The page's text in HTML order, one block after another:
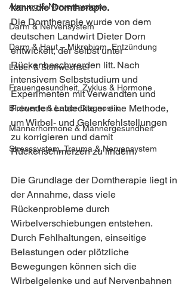
Atmung & Nervensystem
Darm & Nervensystem
Darm & Haut – Mikrobiom, Entzündung
Leber & Stoffwechsel
Frauengesundheit, Zyklus & Hormone
Blutwerte & Labor-Diagnostik
Männerhormone & Männergesundheit
Stresssystem, Trauma & Nervensystem
kann: die Dorntherapie.
Die Dorntherapie wurde von dem
deutschen Landwirt Dieter Dorn
entwickelt, der selbst unter
Rückenbeschwerden litt. Nach
intensivem Selbststudium und
Experimenten mit Verwandten und
Freunden entdeckte er eine Methode,
um Wirbel- und Gelenkfehlstellungen
zu korrigieren und damit
Rückenschmerzen zu lindern.
Die Grundlage der Dorntherapie liegt in
der Annahme, dass viele
Rückenprobleme durch
Wirbelverschiebungen entstehen.
Durch Fehlhaltungen, einseitige
Belastungen oder plötzliche
Bewegungen können sich die
Wirbelgelenke und auf Nervenbahnen